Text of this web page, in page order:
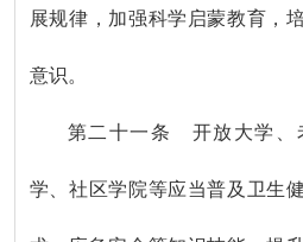
展规律，加强科学启蒙教育，
意识。
第二十一条 开放大学、
学、社区学院等应当普及卫生